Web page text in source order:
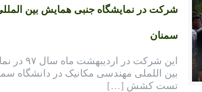
شرکت در نمایشگاه جنبی همایش بین
سمنان
این شرکت
بین اللملی مهندسی مکانیک در دانشگاه
تست کشش […]